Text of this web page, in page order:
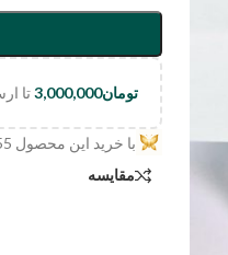
تومان3,000,000تا
با خرید این محصول
مقایسه